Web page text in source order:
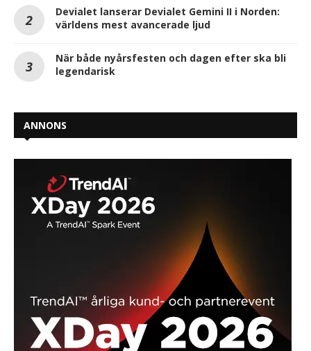
Devialet lanserar Devialet Gemini II i Norden:
världens mest avancerade ljud
När både nyårsfesten och dagen efter ska bli
legendarisk
ANNONS